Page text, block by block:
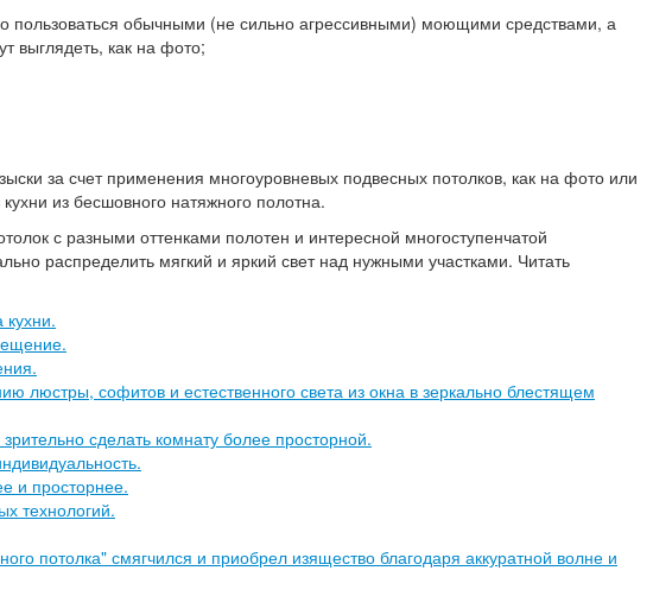
пользоваться обычными (не сильно агрессивными) моющими средствами, а
выглядеть, как на фото;
за счет применения многоуровневых подвесных потолков, как на фото или
из бесшовного натяжного полотна.
с разными оттенками полотен и интересной многоступенчатой
распределить мягкий и яркий свет над нужными участками. Читать